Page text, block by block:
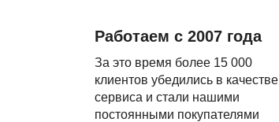
Работаем с 2007 года
За это время более 15 000
клиентов убедились в качестве
сервиса и стали нашими
постоянными покупателями